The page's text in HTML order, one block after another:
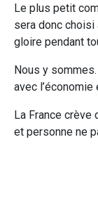
Le plus petit
sera donc
gloire pendant
Nous y
avec
La France crève
et personne ne